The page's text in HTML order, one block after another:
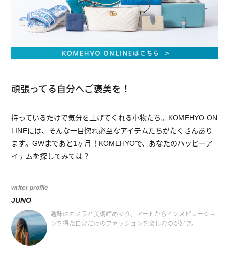
頑張ってる自分へご褒美を！
持っているだけで気分を上げてくれる小物たち。KOMEHYO ON
LINEには、そんな一目惚れ必至なアイテムたちがたくさんあり
ます。GWまであと1ヶ月！KOMEHYOで、あなたのハッピーア
イテムを探してみては？
writer profile
JUNO
趣味はカメラと美術館めぐり。アートからインスピレーショ
ンを得た自分だけのファッションを楽しむのが好き。